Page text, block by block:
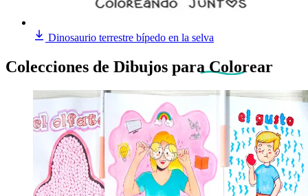
Dinosaurio terrestre bípedo en la selva
Colecciones de Dibujos para Colorear